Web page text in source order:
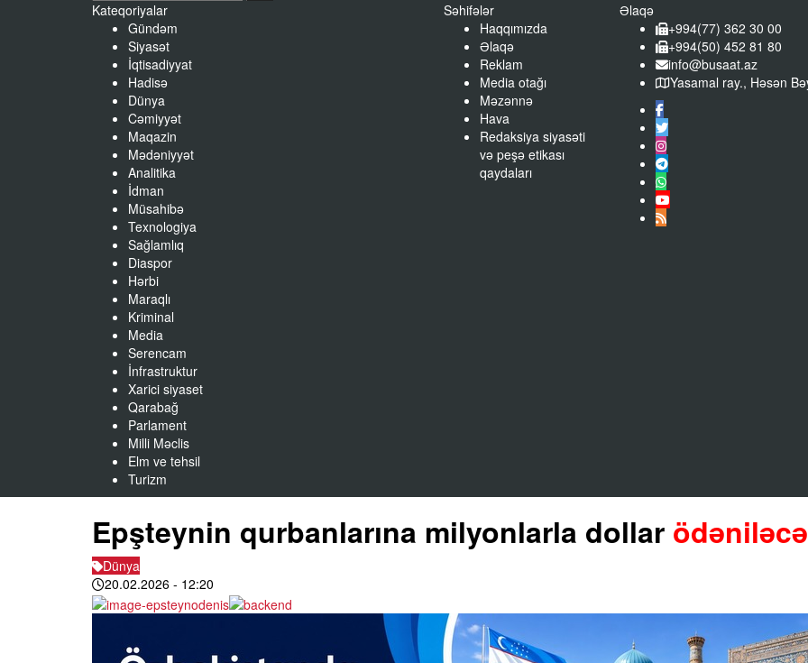
Kateqoriyalar
Gündəm
Siyasət
İqtisadiyyat
Hadisə
Dünya
Cəmiyyət
Maqazin
Mədəniyyət
Analitika
İdman
Müsahibə
Texnologiya
Sağlamlıq
Diaspor
Hərbi
Maraqlı
Kriminal
Media
Serencam
İnfrastruktur
Xarici siyaset
Qarabağ
Parlament
Milli Məclis
Elm ve tehsil
Turizm
Səhifələr
Haqqımızda
Əlaqə
Reklam
Media otağı
Məzənnə
Hava
Redaksiya siyasəti
və peşə etikası
qaydaları
Əlaqə
+994(77) 362 30 00
+994(50) 452 81 80
info@busaat.az
Yasamal ray., Həsən
Epşteynin qurbanlarına milyonlarla dollar
Dünya
20.02.2026 - 12:20